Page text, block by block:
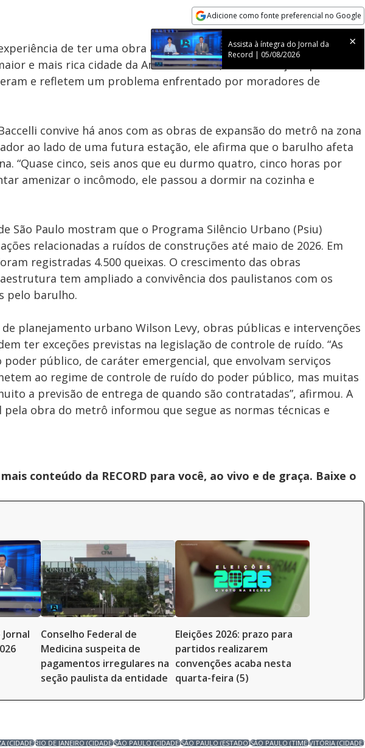
Adicione como fonte preferencial no Google
Opens in new window
Assista à íntegra do Jornal da
Record | 05/08/2026
Velocidade
de ter uma obra ao lado de casa fazendo aquele barulho
e mais rica cidade da América Latina, as reclamações por ruídos
e refletem um problema enfrentado por moradores de
convive há anos com as obras de expansão do metrô na zona
ao lado de uma futura estação, ele afirma que o barulho afeta
“Quase cinco, seis anos que eu durmo quatro, cinco horas por
amenizar o incômodo, ele passou a dormir na cozinha e
São Paulo mostram que o Programa Silêncio Urbano (Psiu)
relacionadas a ruídos de construções até maio de 2026. Em
registradas 4.500 queixas. O crescimento das obras
tem ampliado a convivência dos paulistanos com os
pelo barulho.
planejamento urbano Wilson Levy, obras públicas e intervenções
ter exceções previstas na legislação de controle de ruído. “As
poder público, de caráter emergencial, que envolvam serviços
ao regime de controle de ruído do poder público, mas muitas
a previsão de entrega de quando são contratadas”, afirmou. A
pela obra do metrô informou que segue as normas técnicas e
conteúdo da RECORD para você, ao vivo e de graça. Baixe o
Conselho Federal de
Medicina suspeita de
pagamentos irregulares na
seção paulista da entidade
Eleições 2026: prazo para
partidos realizarem
convenções acaba nesta
quarta-feira (5)
(CIDADE)RIO DE JANEIRO (CIDADE)SÃO PAULO (CIDADE)SÃO PAULO (ESTADO)SÃO PAULO (TIME)VITÓRIA (CIDADE)